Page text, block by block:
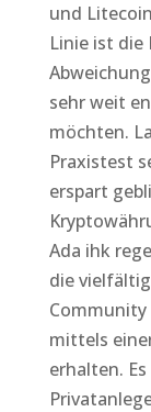
und
Linie ist
sehr weit
möchten.
Praxistest
erspart
Ada ihk
die
mittels
erhalten.